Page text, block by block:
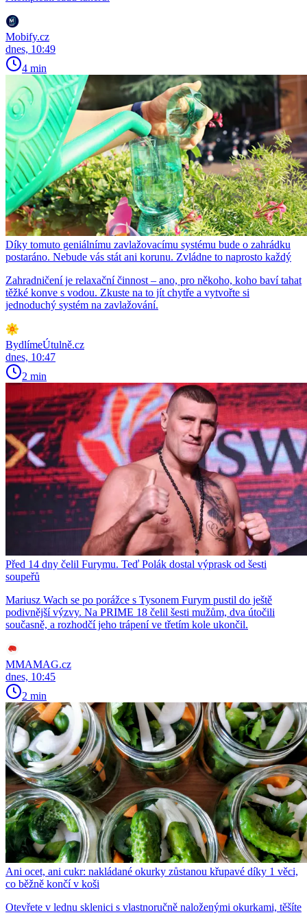
Mobify.cz
dnes, 10:49
4 min
Díky tomuto geniálnímu zavlažovacímu systému bude o zahrádku
postaráno. Nebude vás stát ani korunu. Zvládne to naprosto každý
Zahradničení je relaxační činnost – ano, pro někoho, koho baví tahat
těžké konve s vodou. Zkuste na to jít chytře a vytvořte si
jednoduchý systém na zavlažování.
BydlímeÚtulně.cz
dnes, 10:47
2 min
Před 14 dny čelil Furymu. Teď Polák dostal výprask od šesti
soupeřů
Mariusz Wach se po porážce s Tysonem Furym pustil do ještě
podivnější výzvy. Na PRIME 18 čelil šesti mužům, dva útočili
současně, a rozhodčí jeho trápení ve třetím kole ukončil.
MMAMAG.cz
dnes, 10:45
2 min
Ani ocet, ani cukr: nakládané okurky zůstanou křupavé díky 1 věci,
co běžně končí v koši
Otevřete v lednu sklenici s vlastnoručně naloženými okurkami, těšíte